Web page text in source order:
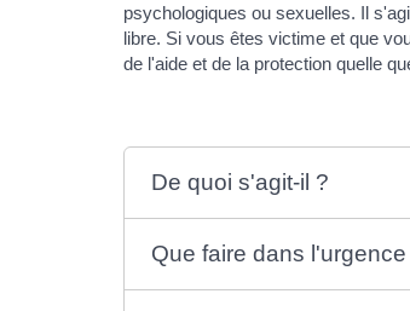
psychologiques ou sexuelles. Il
libre. Si vous êtes victime et que
de l'aide et de la protection quelle
De quoi s'agit-il ?
Que faire dans l'urgence